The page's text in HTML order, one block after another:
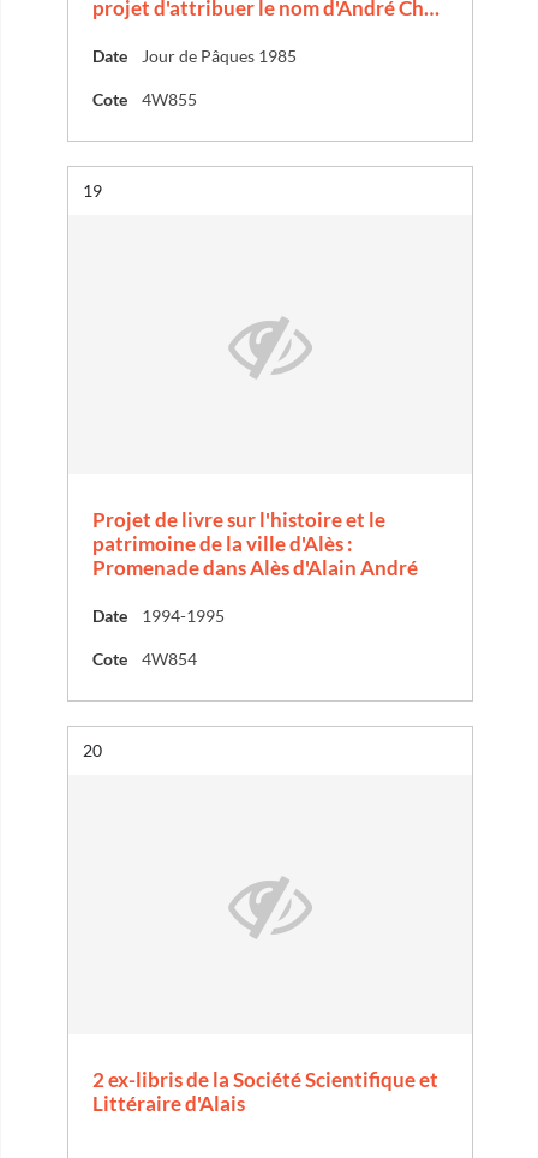
projet d'attribuer le nom d'André Ch…
Date Jour de Pâques 1985
Cote 4W855
Résultat n°
19
Projet de livre sur l'histoire et le
patrimoine de la ville d'Alès :
Promenade dans Alès d'Alain André
Date 1994-1995
Cote 4W854
Résultat n°
20
2 ex-libris de la Société Scientifique et
Littéraire d'Alais